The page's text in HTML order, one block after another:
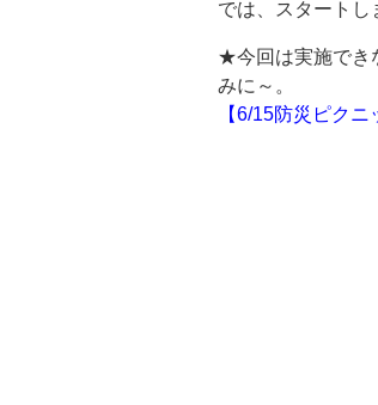
では、スタートし
★今回は実施でき
みに～。
【6/15防災ピク